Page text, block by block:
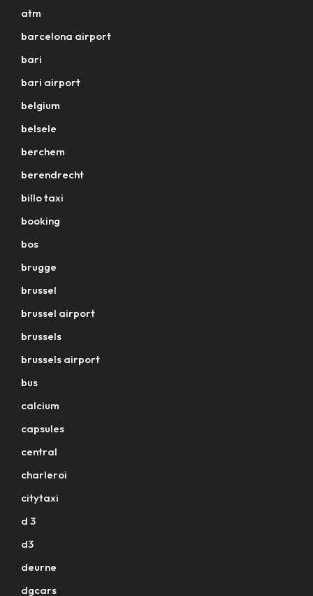
atm
barcelona airport
bari
bari airport
belgium
belsele
berchem
berendrecht
billo taxi
booking
bos
brugge
brussel
brussel airport
brussels
brussels airport
bus
calcium
capsules
central
charleroi
citytaxi
d 3
d3
deurne
dgcars